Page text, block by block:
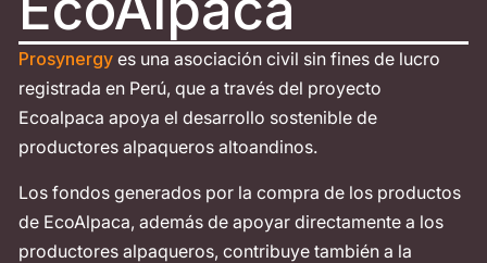
Prosynergy es una asociación civil sin fines de lucro
registrada en Perú, que a través del proyecto
Ecoalpaca apoya el desarrollo sostenible de
productores alpaqueros altoandinos.
Los fondos generados por la compra de los productos
de EcoAlpaca, además de apoyar directamente a los
productores alpaqueros, contribuye también a la